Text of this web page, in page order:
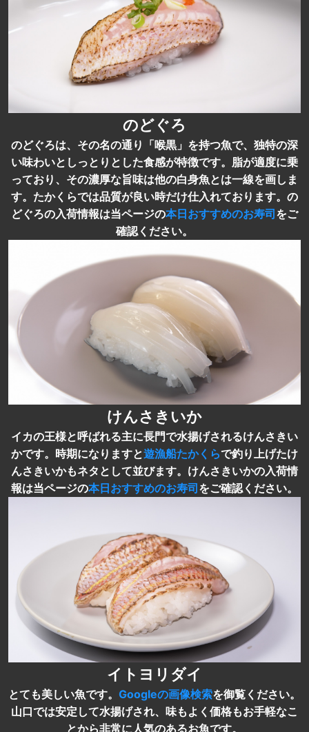
のどぐろ
のどぐろは、その名の通り「喉黒」を持つ魚で、独特の深
い味わいとしっとりとした食感が特徴です。脂が適度に乗
っており、その濃厚な旨味は他の白身魚とは一線を画しま
す。たかくらでは品質が良い時だけ仕入れております。の
どぐろの入荷情報は当ページの本日おすすめのお寿司をご
確認ください。
けんさきいか
イカの王様と呼ばれる主に長門で水揚げされるけんさきい
かです。時期になりますと遊漁船たかくらで釣り上げたけ
んさきいかもネタとして並びます。けんさきいかの入荷情
報は当ページの本日おすすめのお寿司 をご確認ください。
イトヨリダイ
とても美しい魚です。 Googleの画像検索を御覧ください。
山口では安定して水揚げされ、味もよく価格もお手軽なこ
とから非常に人気のあるお魚です。